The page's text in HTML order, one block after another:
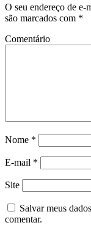
O seu endereço de e-
são marcados com *
Comentário
Nome *
E-mail *
Site
Salvar meus
comentar.